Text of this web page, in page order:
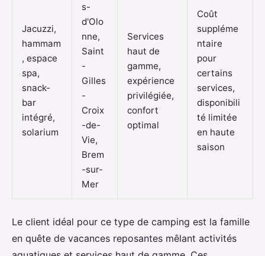
Jacuzzi,
hammam
, espace
spa,
snack-
bar
intégré,
solarium
s-
d'Olo
nne,
Saint
-
Gilles
-
Croix
-de-
Vie,
Brem
-sur-
Mer
Services
haut de
gamme,
expérience
privilégiée,
confort
optimal
Coût
suppléme
ntaire
pour
certains
services,
disponibili
té limitée
en haute
saison
Le client idéal pour ce type de camping est la famille
en quête de vacances reposantes mêlant activités